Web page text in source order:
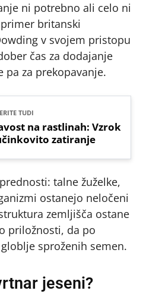
ni potrebno ali celo ni
britanski
v svojem pristopu
čas za dodajanje
pa za prekopavanje.
TUDI
na rastlinah: Vzrok
zatiranje
talne žuželke,
ostanejo neločeni
zemljišča ostane
priložnosti, da po
sproženih semen.
jeseni?